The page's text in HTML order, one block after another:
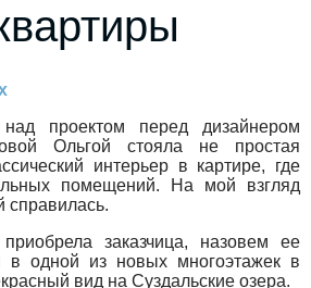
проектом перед дизайнером
Ольгой стояла не простая
интерьер в картире, где
помещений. На мой взгляд
справилась.
заказчица, назовем ее
в одной из новых многоэтажек в
вид на Суздальские озера.